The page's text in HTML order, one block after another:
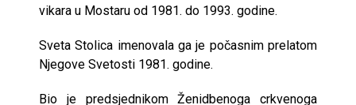
vikara u Mostaru od 1981. do 1993. godine.
Sveta Stolica imenovala ga je počasnim prelatom
Njegove Svetosti 1981. godine.
Bio je predsjednikom Ženidbenoga crkvenoga